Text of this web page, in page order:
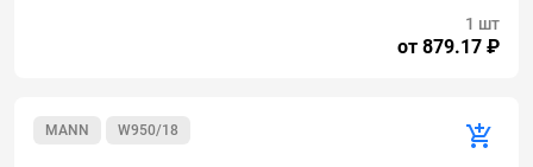
от 879.17 ₽
1 шт
W950/18
MANN